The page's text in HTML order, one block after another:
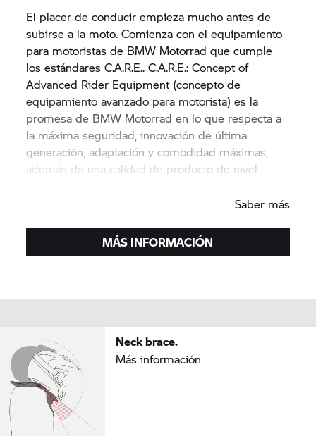
El placer de conducir empieza mucho antes de
subirse a la moto. Comienza con el equipamiento
para motoristas de BMW Motorrad que cumple
los estándares C.A.R.E.. C.A.R.E.: Concept of
Advanced Rider Equipment (concepto de
equipamiento avanzado para motorista) es la
promesa de BMW Motorrad en lo que respecta a
la máxima seguridad, innovación de última
generación, adaptación y comodidad máximas,
además de una calidad de producto de nivel
Saber más
MÁS INFORMACIÓN
Neck brace.
Más información